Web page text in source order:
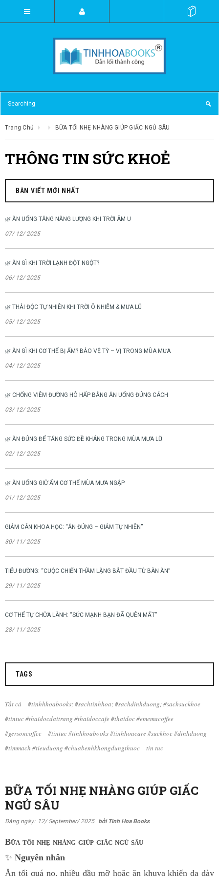
Trang Chủ BỮA TỐI NHẸ NHÀNG GIÚP GIẤC NGỦ SÂU
THÔNG TIN SỨC KHOẺ
BÀN VIẾT MỚI NHẤT
🌿 ĂN UỐNG TĂNG NĂNG LƯỢNG KHI TRỜI ÂM U
07/ 12/ 2025
🌿 ĂN GÌ KHI TRỜI LẠNH ĐỘT NGỘT?
06/ 12/ 2025
🌿 THẢI ĐỘC TỰ NHIÊN KHI TRỜI Ô NHIỄM & MƯA LŨ
05/ 12/ 2025
🌿 ĂN GÌ KHI CƠ THỂ BỊ ẨM? BẢO VỆ TỲ – VỊ TRONG MÙA MƯA
04/ 12/ 2025
🌿 CHỐNG VIÊM ĐƯỜNG HÔ HẤP BẰNG ĂN UỐNG ĐÚNG CÁCH
03/ 12/ 2025
🌿 ĂN ĐÚNG ĐỂ TĂNG SỨC ĐỀ KHÁNG TRONG MÙA MƯA LŨ
02/ 12/ 2025
🌿 ĂN UỐNG GIỮ ẤM CƠ THỂ MÙA MƯA NGẬP
01/ 12/ 2025
GIẢM CÂN KHOA HỌC: “ĂN ĐÚNG – GIẢM TỰ NHIÊN”
30/ 11/ 2025
TIỂU ĐƯỜNG: “CUỘC CHIẾN THẦM LẶNG BẮT ĐẦU TỪ BÀN ĂN”
29/ 11/ 2025
CƠ THỂ TỰ CHỮA LÀNH: “SỨC MẠNH BẠN ĐÃ QUÊN MẤT”
28/ 11/ 2025
TAGS
Tất cả
#tinhhhoabooks; #sachtinhhoa; #sachdinhduong; #sachsuckhoe
#tintuc #thaidocdaitrang #thaidoccafe #thaidoc #ememacoffee
#gersoncoffee
#tintuc #tinhhoabooks #tinhhoacare #suckhoe #dinhduong
#timmach #tieuduong #chuabenhkhongdungthuoc
tin tuc
BỮA TỐI NHẸ NHÀNG GIÚP GIẤC
NGỦ SÂU
Đăng ngày: 12/ September/ 2025 bởi Tinh Hoa Books
Bữa tối nhẹ nhàng giúp giấc ngủ sâu
✨ Nguyên nhân
Ăn tối quá no, nhiều dầu mỡ hoặc ăn khuya khiến dạ dày